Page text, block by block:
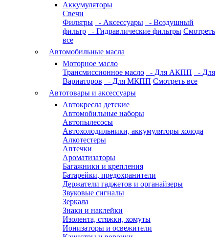
Аккумуляторы
Свечи
Фильтры
- Аксессуары
- Воздушный
фильтр
- Гидравлические фильтры Смотреть
все
Автомобильные масла
Моторное масло
Трансмиссионное масло
- Для АКПП
- Для
Вариаторов
- Для МКПП Смотреть все
Автотовары и аксессуары
Автокресла детские
Автомобильные наборы
Автопылесосы
Автохолодильники, аккумуляторы холода
Алкотестеры
Аптечки
Ароматизаторы
Багажники и крепления
Батарейки, предохранители
Держатели гаджетов и органайзеры
Звуковые сигналы
Зеркала
Знаки и наклейки
Изолента, стяжки, хомуты
Ионизаторы и освежители